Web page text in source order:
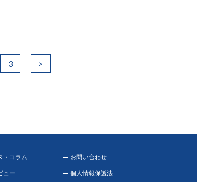
3 >
・コラム お問い合わせ
ュー 個人情報保護法